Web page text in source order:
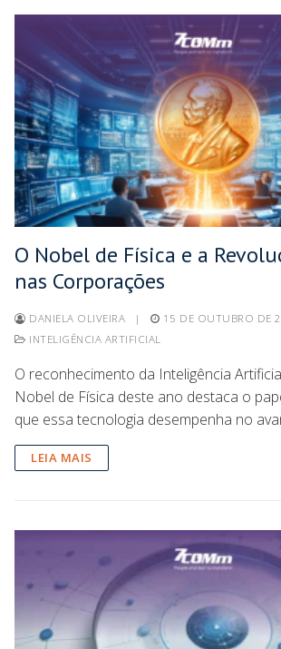
O Nobel de Física e a
nas Corporações
DANIELA OLIVEIRA | 15 DE OUTUBRO DE
INTELIGÊNCIA ARTIFICIAL
O reconhecimento da Inteligência
Nobel de Física deste ano destaca o
que essa tecnologia desempenha no
LEIA MAIS